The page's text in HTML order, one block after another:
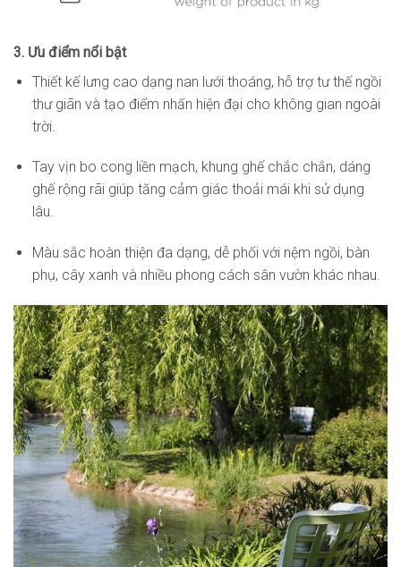
3. Ưu điểm nổi bật
Thiết kế lưng cao dạng nan lưới thoáng, hỗ trợ tư thế ngồi
thư giãn và tạo điểm nhấn hiện đại cho không gian ngoài
trời.
Tay vịn bo cong liền mạch, khung ghế chắc chắn, dáng
ghế rộng rãi giúp tăng cảm giác thoải mái khi sử dụng
lâu.
Màu sắc hoàn thiện đa dạng, dễ phối với nệm ngồi, bàn
phụ, cây xanh và nhiều phong cách sân vườn khác nhau.